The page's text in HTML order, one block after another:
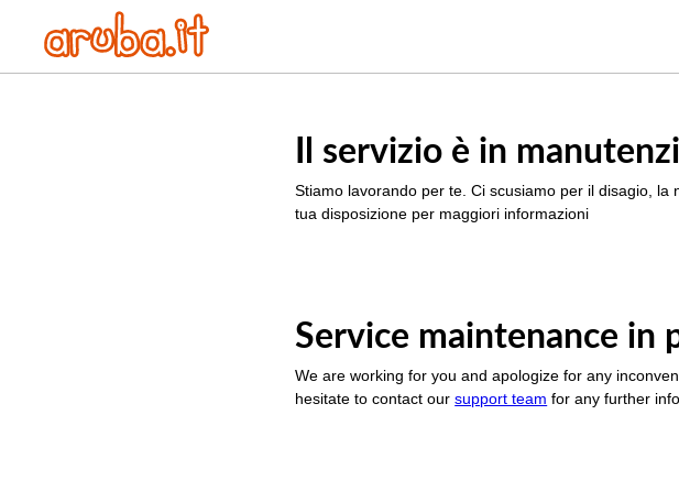
Il servizio è in
Stiamo lavorando per te. Ci scusiamo per il disagio, la
tua disposizione per maggiori informazioni
Service maintenance in
We are working for you and apologize for any
hesitate to contact oursupport team for any further